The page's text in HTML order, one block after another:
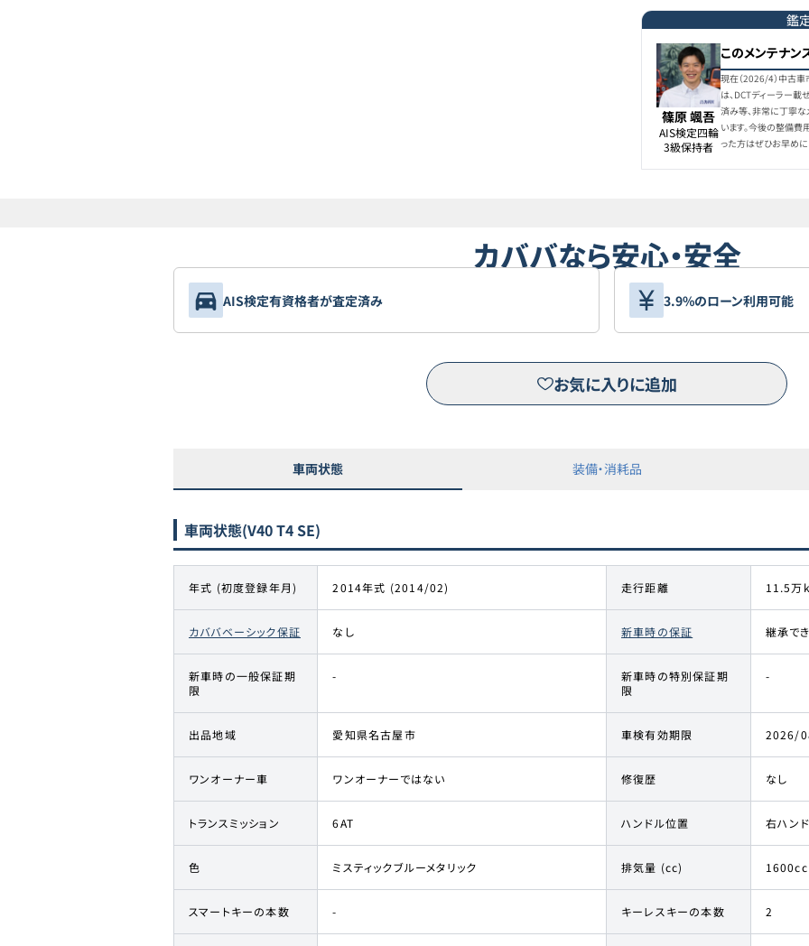
鑑
篠原 颯吾
AIS検定四輪
3級保持者
このメンテナン
現在（2026/4）中古
は、DCTディーラー載
済み等、非常に丁寧
います。今後の整備費
った方はぜひお早め
カババなら安心・安全
AIS検定有資格者が査定済み 3.9%のローン利用可能
お気に入りに追加
車両状態 装備・消耗品
車両状態(V40 T4 SE)
年式 (初度登録年月) 2014年式 (2014/02) 走行距離 11.5万
カババベーシック保証 なし 新車時の保証 継承で
新車時の一般保証期
限
-
新車時の特別保証期
限
-
出品地域 愛知県名古屋市 車検有効期限 2026/
ワンオーナー車 ワンオーナーではない 修復歴 なし
トランスミッション 6AT ハンドル位置 右ハン
色 ミスティックブルーメタリック 排気量 (cc) 1600cc
スマートキーの本数 - キーレスキーの本数 2